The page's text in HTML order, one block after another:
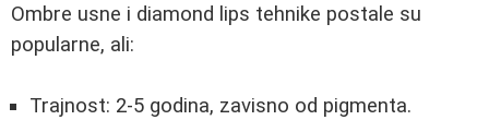
Ombre usne i diamond lips tehnike postale su
popularne, ali:
Trajnost: 2-5 godina, zavisno od pigmenta.